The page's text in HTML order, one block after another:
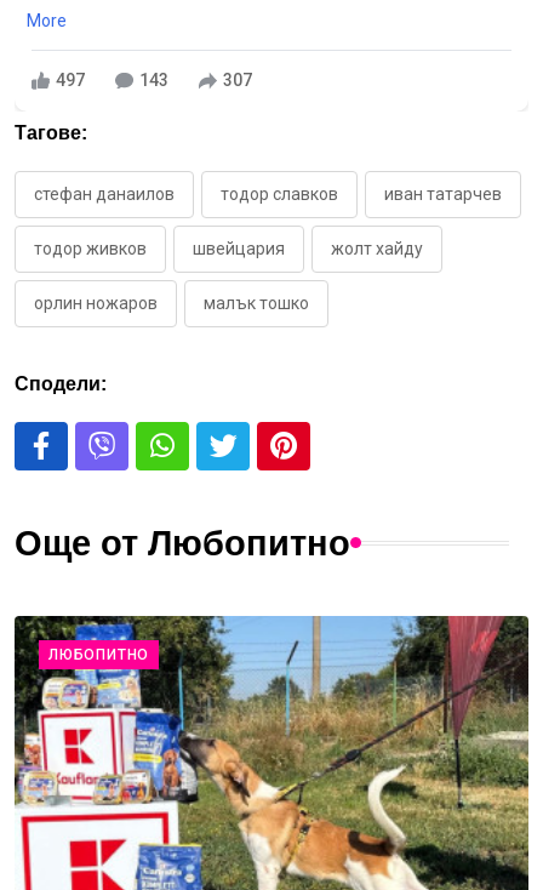
More
497 143 307
Тагове:
стефан данаилов тодор славков иван татарчев
тодор живков швейцария жолт хайду
орлин ножаров малък тошко
Сподели:
Още от Любопитно
ЛЮБОПИТНО